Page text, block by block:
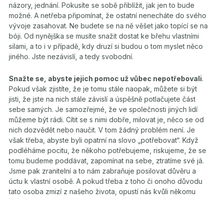
názory, jednání. Pokusíte se sobě přiblížit, jak jen to bude
možné. A netřeba připomínat, že ostatní nenecháte do svého
vývoje zasahovat. Ne budete se na ně věšet jako topící se na
bóji. Od nynějška se musíte snažit dostat ke břehu vlastními
silami, a to i v případě, kdy druzí si budou o tom myslet něco
jiného. Jste nezávislí, a tedy svobodní.
Snažte se, abyste jejich pomoc už vůbec nepotřebovali.
Pokud však zjistíte, že je tomu stále naopak, můžete si být
jisti, že jste na nich stále závislí a úspěšně potlačujete část
sebe samých. Je samozřejmé, že ve společnosti jiných lidí
můžeme být rádi. Cítit se s nimi dobře, milovat je, něco se od
nich dozvědět nebo naučit. V tom žádný problém není. Je
však třeba, abyste byli opatrní na slovo „potřebovat“. Když
podléháme pocitu, že někoho potřebujeme, riskujeme, že se
tomu budeme poddávat, zapomínat na sebe, ztratíme své já.
Jsme pak zranitelní a to nám zabraňuje posilovat důvěru a
úctu k vlastní osobě. A pokud třeba z toho či onoho důvodu
tato osoba zmizí z našeho života, opustí nás kvůli někomu